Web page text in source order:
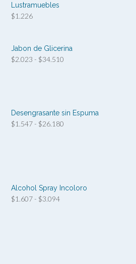
Lustramuebles
$1.226
Jabon de Glicerina
$2.023 - $34.510
hasta
Desengrasante sin Espuma
$1.547- $26.180
$26.180
Alcohol Spray Incoloro
$1.607- $3.094Rango